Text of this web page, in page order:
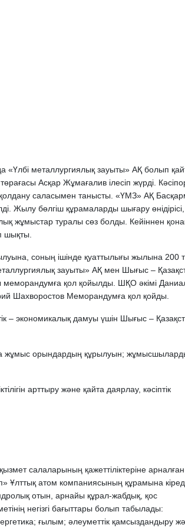
металлургиялық зауыты» АҚ болып
Асқар Жұмағалив ілесіп жүрді.
қолдану саласымен танысты. «ҮМЗ» АҚ
Жылу бөлгіш құрамаларды шығару өнідірісі,
жұмыстар туралы сөз болды. Кейіннен
шықты.
соның ішінде қуаттылығы жылына 200
зауыты» АҚ мен Шығыс –
меморандумға қол қойылды. ШҚО әкімі
Шахворостов Меморандумға қол қойды.
– экономикалық дамуы үшін Шығыс –
жұмыс орындардың құрылуын;
арттыру және қайта даярлау, кәсіптік
салаларының қажеттіліктеріне арналған
Ұлттық атом компаниясының құрамына
отын, арнайы құрал-жабдық, қос
негізгі бағыттары болып табылады:
ғылым; әлеуметтік қамсыздандыру